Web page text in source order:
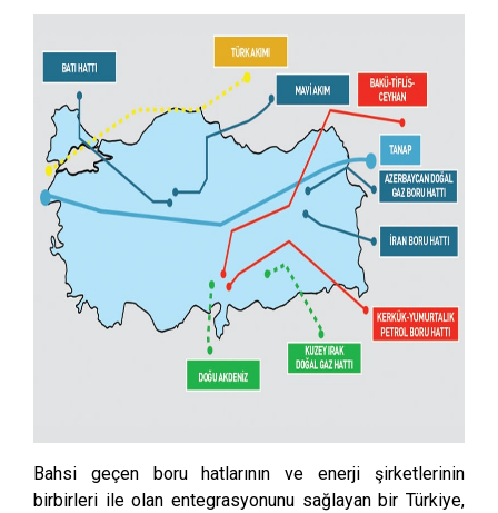
Bahsi geçen boru hatlarının ve enerji şirketlerinin
birbirleri ile olan entegrasyonunu sağlayan bir Türkiye,